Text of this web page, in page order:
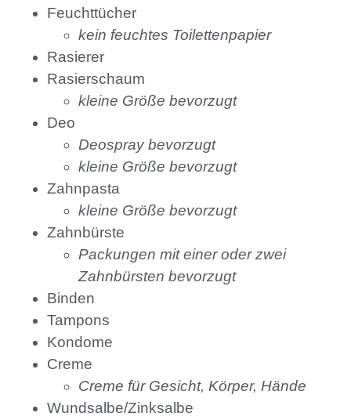
Feuchttücher
kein feuchtes Toilettenpapier
Rasierer
Rasierschaum
kleine Größe bevorzugt
Deo
Deospray bevorzugt
kleine Größe bevorzugt
Zahnpasta
kleine Größe bevorzugt
Zahnbürste
Packungen mit einer oder zwei
Zahnbürsten bevorzugt
Binden
Tampons
Kondome
Creme
Creme für Gesicht, Körper, Hände
Wundsalbe/Zinksalbe